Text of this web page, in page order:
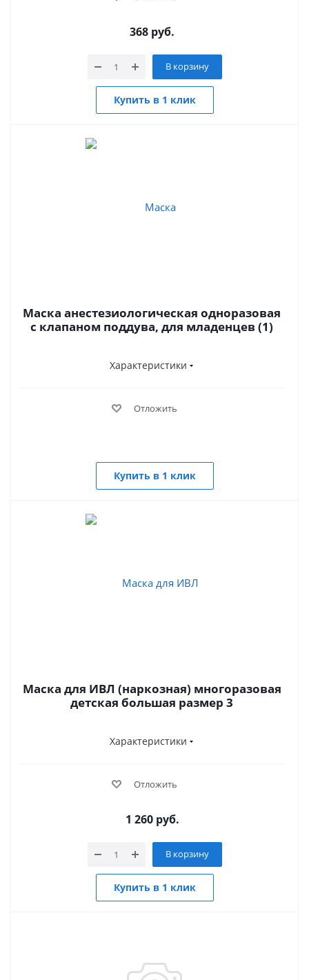
368 руб.
В корзину
Купить в 1 клик
Маска анестезиологическая одноразовая
с клапаном поддува, для младенцев (1)
Характеристики
Отложить
Купить в 1 клик
Маска для ИВЛ (наркозная) многоразовая
детская большая размер 3
Характеристики
Отложить
1 260руб.
В корзину
Купить в 1 клик